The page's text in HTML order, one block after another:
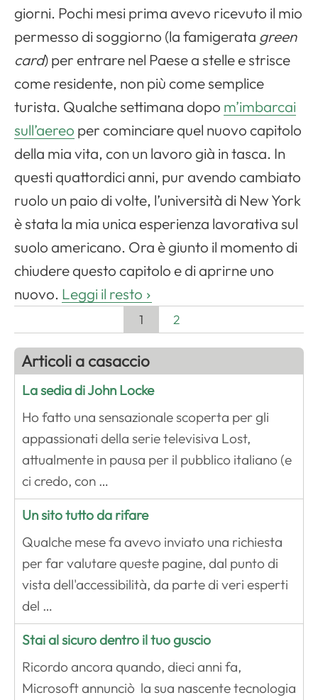
giorni. Pochi mesi prima avevo ricevuto il mio
permesso di soggiorno (la famigerata green
card) per entrare nel Paese a stelle e strisce
come residente, non più come semplice
turista. Qualche settimana dopo m’imbarcai
sull’aereo per cominciare quel nuovo capitolo
della mia vita, con un lavoro già in tasca. In
questi quattordici anni, pur avendo cambiato
ruolo un paio di volte, l’università di New York
è stata la mia unica esperienza lavorativa sul
suolo americano. Ora è giunto il momento di
chiudere questo capitolo e di aprirne uno
nuovo. Leggi il resto
1 2
Articoli a casaccio
La sedia di John Locke
Ho fatto una sensazionale scoperta per gli
appassionati della serie televisiva Lost,
attualmente in pausa per il pubblico italiano (e
ci credo, con …
Un sito tutto da rifare
Qualche mese fa avevo inviato una richiesta
per far valutare queste pagine, dal punto di
vista dell'accessibilità, da parte di veri esperti
del …
Stai al sicuro dentro il tuo guscio
Ricordo ancora quando, dieci anni fa,
Microsoft annunciò la sua nascente tecnologia